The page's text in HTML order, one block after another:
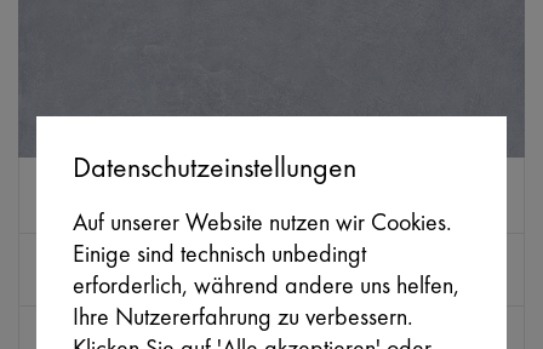
EMIW0114
SIXTY
Farbe
cielo (blau)
Abmessungen (mm)
1.198 x 598 x 9,5
Preis inkl. MwSt.
Datenschutzeinstellungen
Auf unserer Website nutzen wir Cookies.
Einige sind technisch unbedingt
erforderlich, während andere uns helfen,
Ihre Nutzererfahrung zu verbessern.